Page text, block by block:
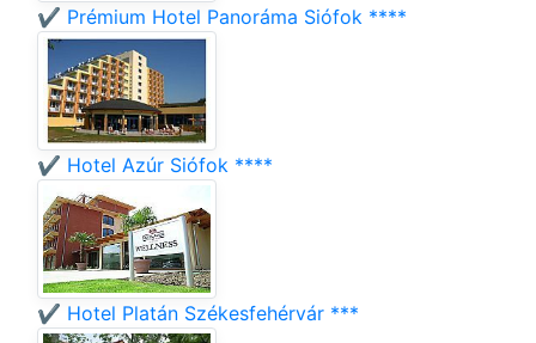
✔️ Prémium Hotel Panoráma Siófok ****
✔️ Hotel Azúr Siófok ****
✔️ Hotel Platán Székesfehérvár ***